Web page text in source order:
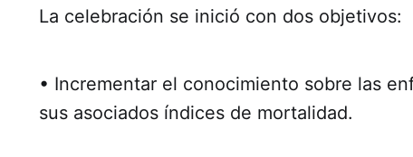
La celebración se inició con dos objetivos:
• Incrementar el conocimiento sobre las
sus asociados índices de mortalidad.